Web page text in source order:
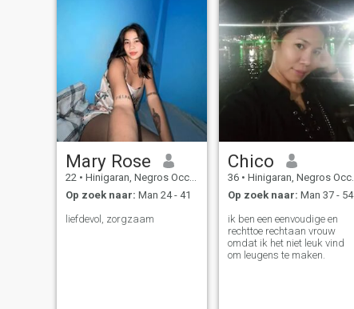
Mary Rose
22 • Hinigaran, Negros Occidental, Filipijnen
Op zoek naar: Man 24 - 41
liefdevol, zorgzaam
Chico
36 • Hinigaran, Negros Occidental, Filipijnen
Op zoek naar: Man 37 - 54
ik ben een eenvoudige en
rechttoe rechtaan vrouw
omdat ik het niet leuk vind
om leugens te maken.